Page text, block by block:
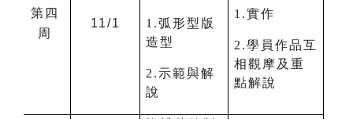
第四
周
11/1
1.弧形型版
造型
2.示範與解
說
1.實作
2.學員作品互
相觀摩及重
點解說